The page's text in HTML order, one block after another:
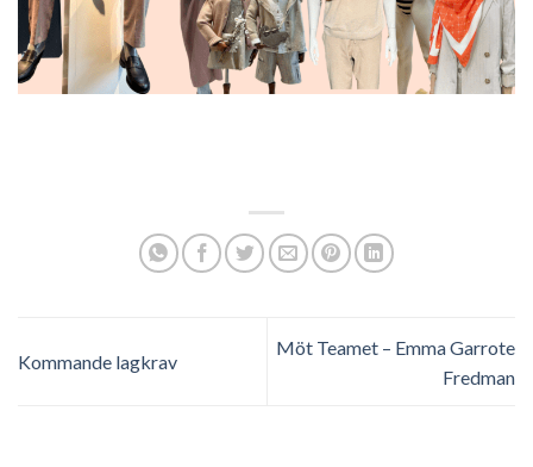
Kommande lagkrav
Möt Teamet – Emma Garrote
Fredman